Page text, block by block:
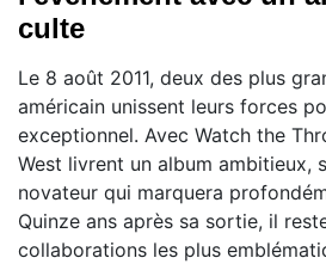
culte
Le 8 août 2011, deux des plus
américain unissent leurs forces
exceptionnel. Avec Watch the
West livrent un album ambitieux,
novateur qui marquera
Quinze ans après sa sortie, il
collaborations les plus